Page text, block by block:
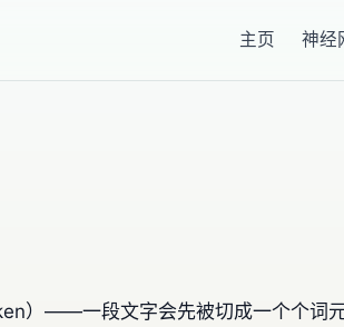
主页 神经
）——一段文字会先被切成一个个